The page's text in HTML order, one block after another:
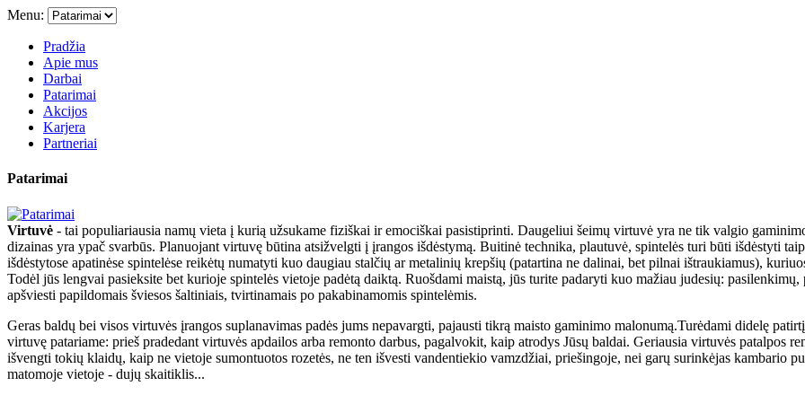
Menu:
Pradžia
Apie mus
Darbai
Patarimai
Akcijos
Karjera
Partneriai
Patarimai
Virtuvė - tai populiariausia namų vieta į kurią užsukame fiziškai ir emociškai pasistiprinti. Daugeliui šeimų virtuvė yra ne tik valgio
dizainas yra ypač svarbūs. Planuojant virtuvę būtina atsižvelgti į įrangos išdėstymą. Buitinė technika, plautuvė, spintelės turi būti išdėstyti
išdėstytose apatinėse spintelėse reikėtų numatyti kuo daugiau stalčių ar metalinių krepšių (patartina ne dalinai, bet pilnai ištraukiamus),
Todėl jūs lengvai pasieksite bet kurioje spintelės vietoje padėtą daiktą. Ruošdami maistą, jūs turite padaryti kuo mažiau judesių:
apšviesti papildomais šviesos šaltiniais, tvirtinamais po pakabinamomis spintelėmis.
Geras baldų bei visos virtuvės įrangos suplanavimas padės jums nepavargti, pajausti tikrą maisto gaminimo malonumą.Turėdami didelę
virtuvę patariame: prieš pradedant virtuvės apdailos arba remonto darbus, pagalvokit, kaip atrodys Jūsų baldai. Geriausia virtuvės patalpos
išvengti tokių klaidų, kaip ne vietoje sumontuotos rozetės, ne ten išvesti vandentiekio vamzdžiai, priešingoje, nei garų surinkėjas kambario
matomoje vietoje - dujų skaitiklis...